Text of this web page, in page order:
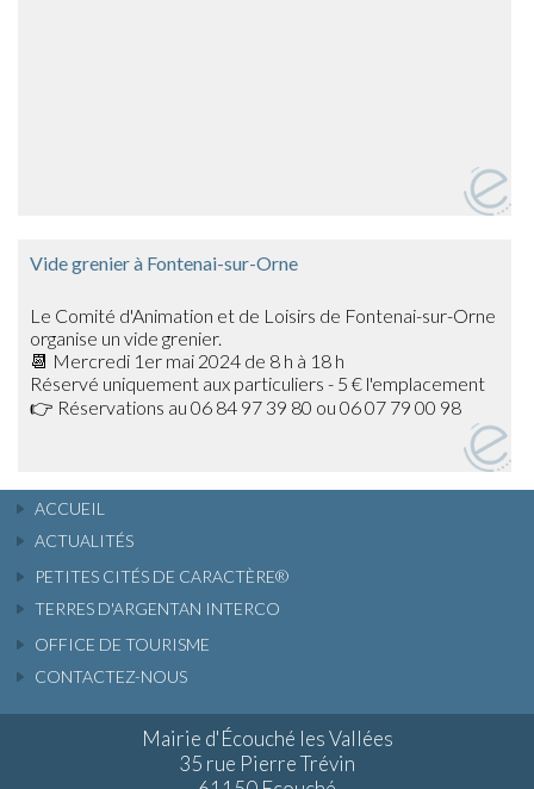
Vide grenier à Fontenai-sur-Orne
Le Comité d'Animation et de Loisirs de Fontenai-sur-Orne
organise un vide grenier.
📆 Mercredi 1er mai 2024 de 8 h à 18 h
Réservé uniquement aux particuliers - 5 € l'emplacement
👉 Réservations au 06 84 97 39 80 ou 06 07 79 00 98
ACCUEIL
ACTUALITÉS
PETITES CITÉS DE CARACTÈRE®
TERRES D'ARGENTAN INTERCO
OFFICE DE TOURISME
CONTACTEZ-NOUS
Mairie d'Écouché les Vallées
35 rue Pierre Trévin